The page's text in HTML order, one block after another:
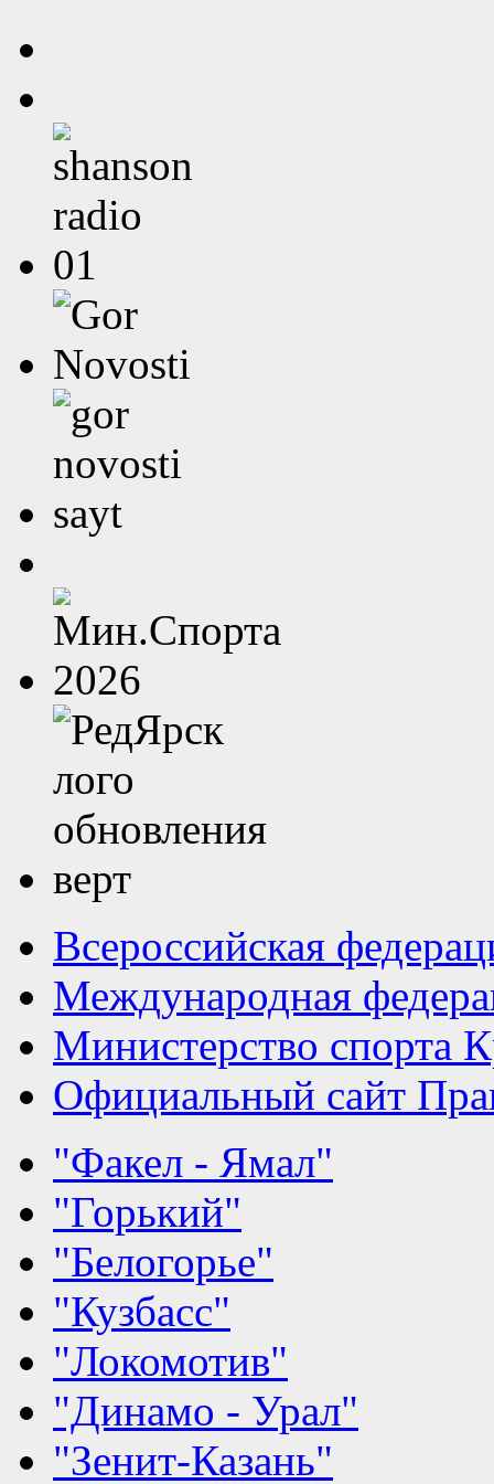
Всероссийская
Международная
Министерство спорта
Официальный сайт
"Факел - Ямал"
"Горький"
"Белогорье"
"Кузбасс"
"Локомотив"
"Динамо - Урал"
"Зенит-Казань"